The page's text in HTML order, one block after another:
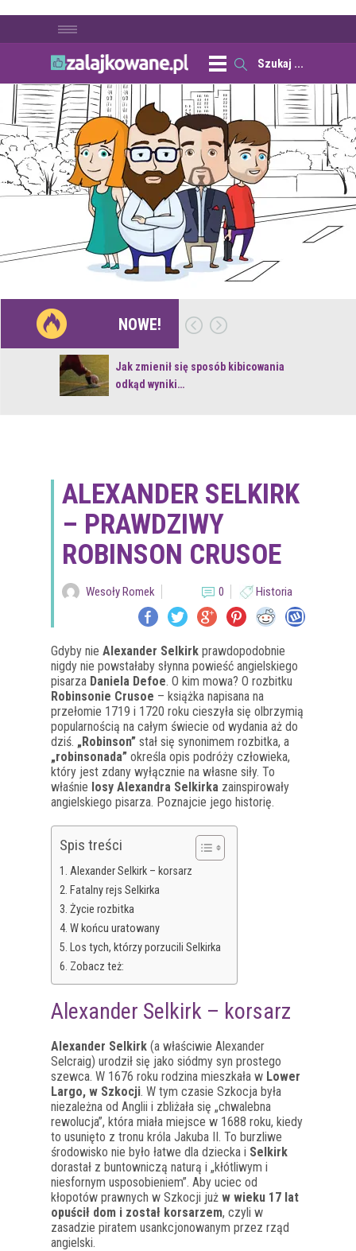
NOWE!
Jak zmienił się sposób kibicowania
odkąd wyniki…
ALEXANDER SELKIRK
– PRAWDZIWY
ROBINSON CRUSOE
Wesoły Romek 0 Historia
Gdyby nie Alexander Selkirk prawdopodobnie
nigdy nie powstałaby słynna powieść angielskiego
pisarza Daniela Defoe. O kim mowa? O rozbitku
Robinsonie Crusoe – książka napisana na
przełomie 1719 i 1720 roku cieszyła się olbrzymią
popularnością na całym świecie od wydania aż do
dziś. „Robinson” stał się synonimem rozbitka, a
„robinsonada” określa opis podróży człowieka,
który jest zdany wyłącznie na własne siły. To
właśnie losy Alexandra Selkirka zainspirowały
angielskiego pisarza. Poznajcie jego historię.
Spis treści
Alexander Selkirk – korsarz
Fatalny rejs Selkirka
Życie rozbitka
W końcu uratowany
Los tych, którzy porzucili Selkirka
Zobacz też:
Alexander Selkirk – korsarz
Alexander Selkirk (a właściwie Alexander
Selcraig) urodził się jako siódmy syn prostego
szewca. W 1676 roku rodzina mieszkała w Lower
Largo, w Szkocji. W tym czasie Szkocja była
niezależna od Anglii i zbliżała się „chwalebna
rewolucja”, która miała miejsce w 1688 roku, kiedy
to usunięto z tronu króla Jakuba II. To burzliwe
środowisko nie było łatwe dla dziecka i Selkirk
dorastał z buntowniczą naturą i „kłótliwym i
niesfornym usposobieniem”. Aby uciec od
kłopotów prawnych w Szkocji już w wieku 17 lat
opuścił dom i został korsarzem, czyli w
zasadzie piratem usankcjonowanym przez rząd
angielski.